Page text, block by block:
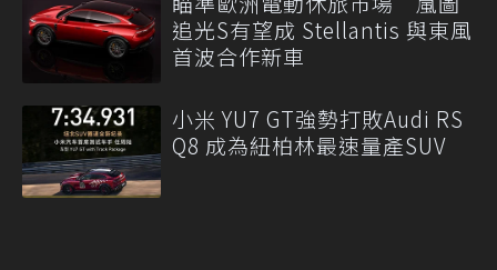
追光S有望成 Stellantis 與東風
首波合作新車
小米 YU7 GT強勢打敗Audi RS
Q8 成為紐柏林最速量產SUV